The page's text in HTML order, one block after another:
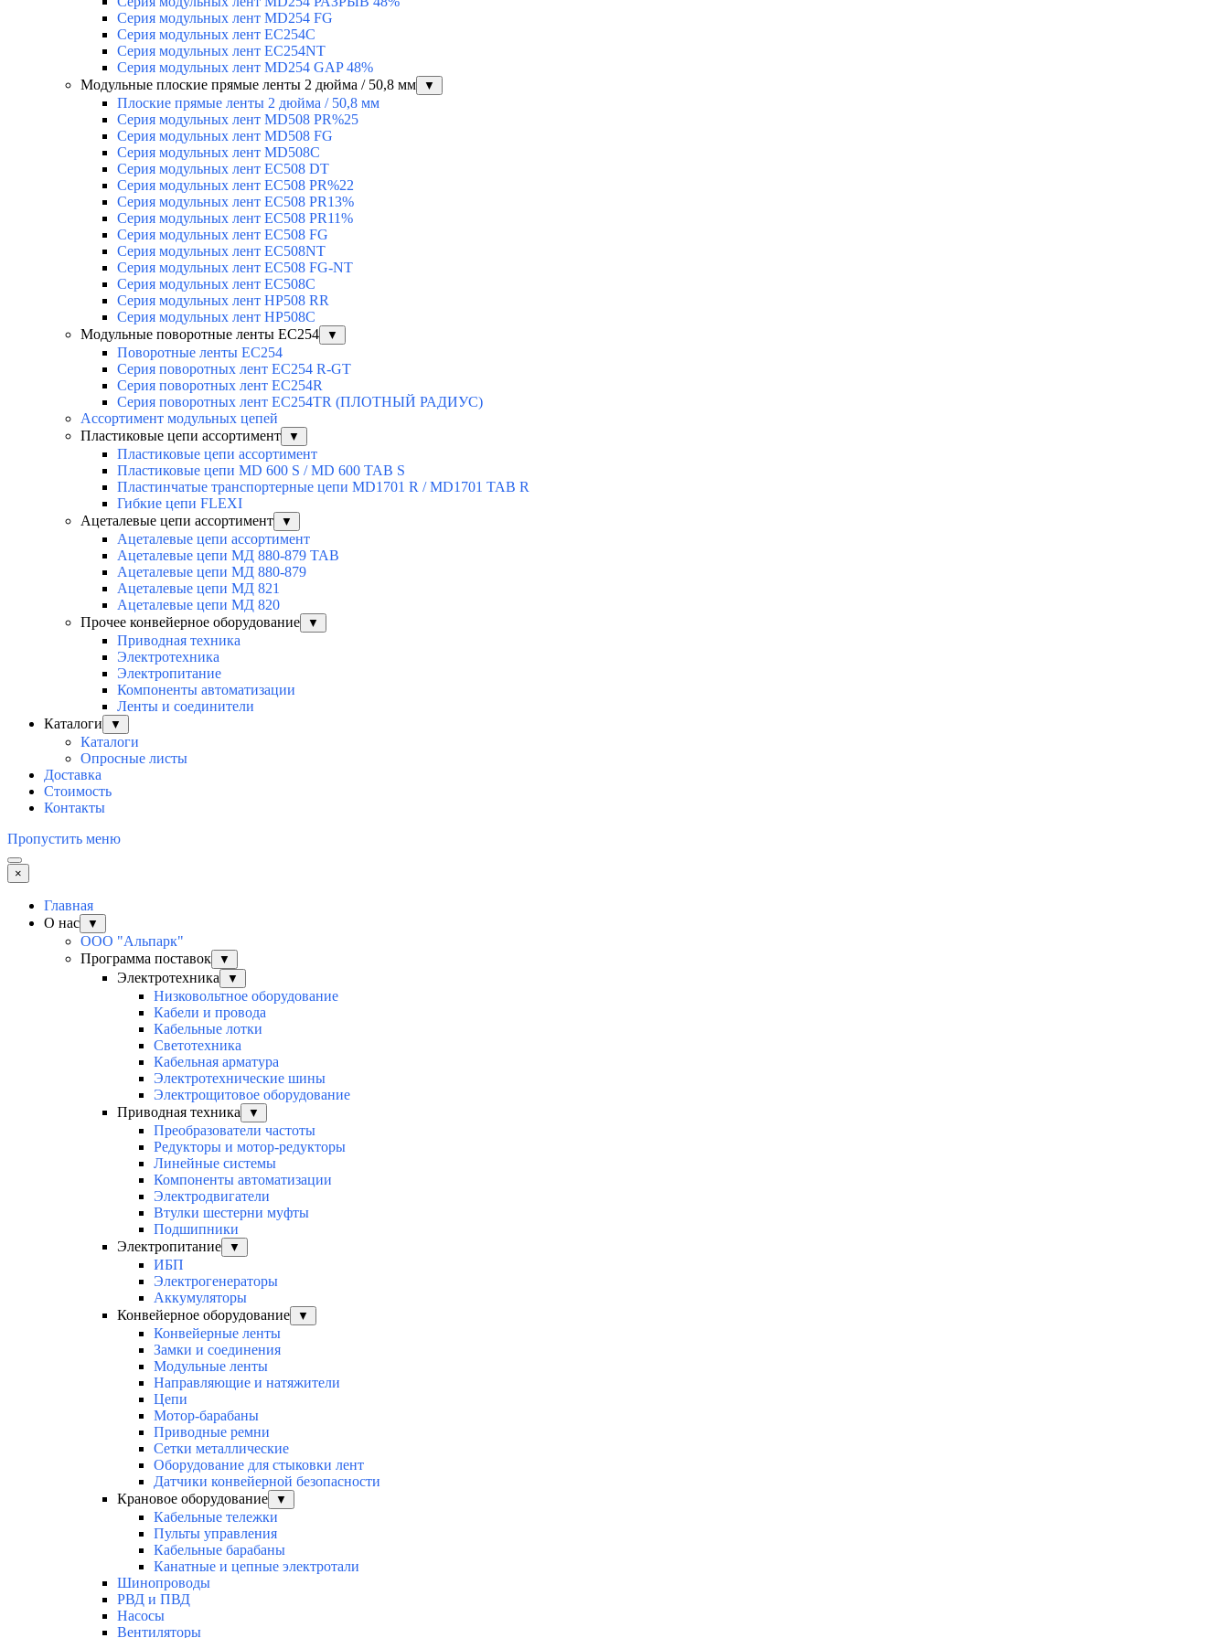
Серия модульных лент MD254 FG
Серия модульных лент EC254C
Серия модульных лент EC254NT
Серия модульных лент MD254 GAP 48%
Модульные плоские прямые ленты 2 дюйма / 50,8 мм
▼
Плоские прямые ленты 2 дюйма / 50,8 мм
Серия модульных лент MD508 PR%25
Серия модульных лент MD508 FG
Серия модульных лент MD508C
Серия модульных лент EC508 DT
Серия модульных лент EC508 PR%22
Серия модульных лент EC508 PR13%
Серия модульных лент EC508 PR11%
Серия модульных лент EC508 FG
Серия модульных лент EC508NT
Серия модульных лент EC508 FG-NT
Серия модульных лент EC508C
Серия модульных лент HP508 RR
Серия модульных лент HP508C
Модульные поворотные ленты EC254
▼
Поворотные ленты EC254
Серия поворотных лент EC254 R-GT
Серия поворотных лент EC254R
Серия поворотных лент EC254TR (ПЛОТНЫЙ РАДИУС)
Ассортимент модульных цепей
Пластиковые цепи ассортимент
▼
Пластиковые цепи ассортимент
Пластиковые цепи MD 600 S / MD 600 TAB S
Пластинчатые транспортерные цепи MD1701 R / MD1701 TAB R
Гибкие цепи FLEXI
Ацеталевые цепи ассортимент
▼
Ацеталевые цепи ассортимент
Ацеталевые цепи МД 880-879 ТАВ
Ацеталевые цепи МД 880-879
Ацеталевые цепи МД 821
Ацеталевые цепи МД 820
Прочее конвейерное оборудование
▼
Приводная техника
Электротехника
Электропитание
Компоненты автоматизации
Ленты и соединители
Каталоги
▼
Каталоги
Опросные листы
Доставка
Стоимость
Контакты
Пропустить меню
×
Главная
О нас
▼
ООО "Альпарк"
Программа поставок
▼
Электротехника ▼
Низковольтное оборудование
Кабели и провода
Кабельные лотки
Светотехника
Кабельная арматура
Электротехнические шины
Электрощитовое оборудование
Приводная техника
▼
Преобразователи частоты
Редукторы и мотор-редукторы
Линейные системы
Компоненты автоматизации
Электродвигатели
Втулки шестерни муфты
Подшипники
Электропитание
▼
ИБП
Электрогенераторы
Аккумуляторы
Конвейерное оборудование
▼
Конвейерные ленты
Замки и соединения
Модульные ленты
Направляющие и натяжители
Цепи
Мотор-барабаны
Приводные ремни
Сетки металлические
Оборудование для стыковки лент
Датчики конвейерной безопасности
Крановое оборудование
▼
Кабельные тележки
Пульты управления
Кабельные барабаны
Канатные и цепные электротали
Шинопроводы
РВД и ПВД
Насосы
Вентиляторы